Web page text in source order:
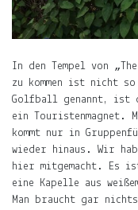
was
Neues
Mail-
Adresse
Abonnieren
Gern
gelesen
In den Tempel von
zu kommen ist nicht
Golfball genannt, ist
ein Touristenmagnet.
kommt nur in
wieder hinaus. Wir
hier mitgemacht. Es
eine Kapelle aus
Man braucht gar